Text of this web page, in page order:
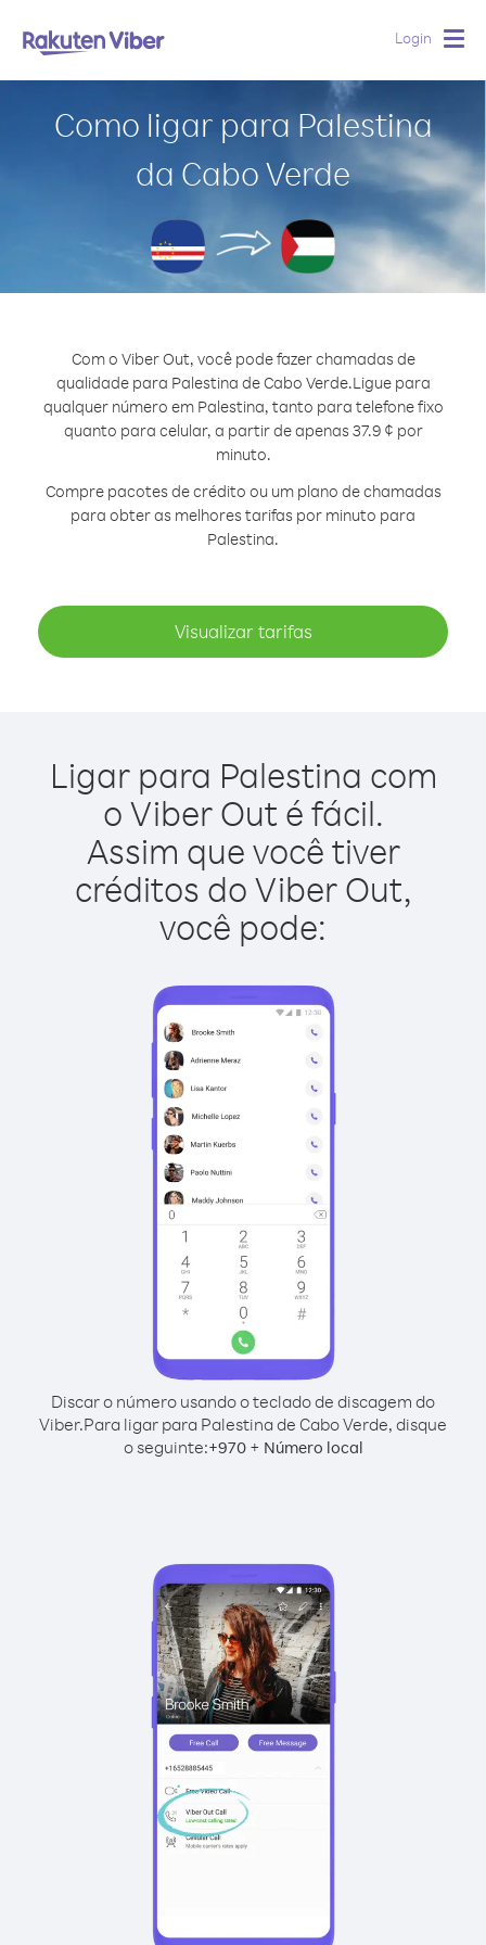
Login
Como ligar para Palestina
da Cabo Verde
Com o Viber Out, você pode fazer chamadas de
qualidade para Palestina de Cabo Verde.Ligue para
qualquer número em Palestina, tanto para telefone fixo
quanto para celular, a partir de apenas 37.9 ¢ por
minuto.
Compre pacotes de crédito ou um plano de chamadas
para obter as melhores tarifas por minuto para
Palestina.
Visualizar tarifas
Ligar para Palestina com
o Viber Out é fácil.
Assim que você tiver
créditos do Viber Out,
você pode:
Discar o número usando o teclado de discagem do
Viber.Para ligar para Palestina de Cabo Verde, disque
o seguinte:+970+ Número local